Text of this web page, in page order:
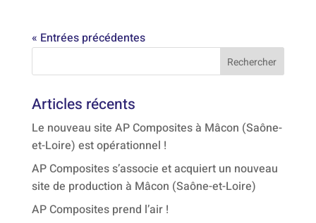
« Entrées précédentes
Articles récents
Le nouveau site AP Composites à Mâcon (Saône-
et-Loire) est opérationnel !
AP Composites s’associe et acquiert un nouveau
site de production à Mâcon (Saône-et-Loire)
AP Composites prend l’air !